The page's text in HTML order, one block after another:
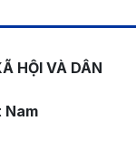
HỘI VÀ DÂN
Nam